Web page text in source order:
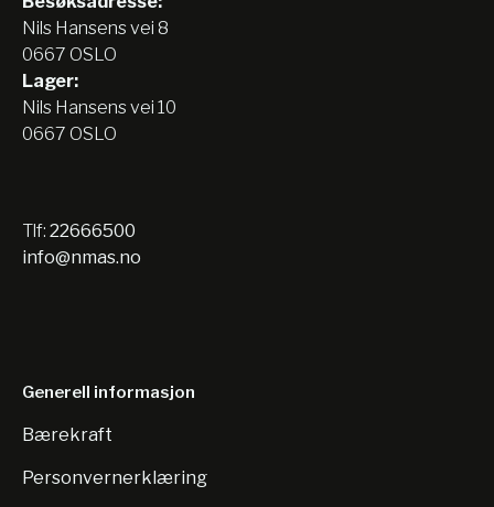
Nils Hansens vei 8
0667 OSLO
Lager:
Nils Hansens vei 10
0667 OSLO
Tlf: 22666500
info@nmas.no
Generell informasjon
Bærekraft
Personvernerklæring